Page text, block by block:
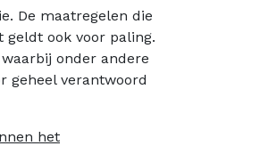
De maatregelen die
geldt ook voor paling.
onder andere
geheel verantwoord
het